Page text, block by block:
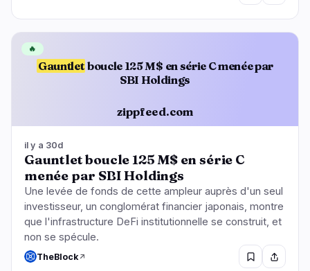
Gauntlet boucle 125 M$ en série C menée par
SBI Holdings
zippfeed.com
🔥
il y a 30d
Gauntlet boucle 125 M$ en série C
menée par SBI Holdings
Une levée de fonds de cette ampleur auprès d'un seul
investisseur, un conglomérat financier japonais, montre
que l'infrastructure DeFi institutionnelle se construit, et
non se spécule.
TheBlock